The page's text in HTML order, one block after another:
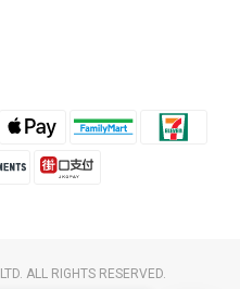
ALL RIGHTS RESERVED.